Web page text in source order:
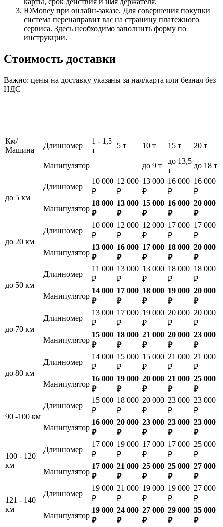
карты, срок действия и имя держателя.
ЮMoney при онлайн-заказе. Для совершения покупки
система перенаправит вас на страницу платежного
сервиса. Здесь необходимо заполнить форму по
инструкции.
Стоимость доставки
Важно: цены на доставку указаны за нал/карта или безнал без
НДС
Км/
Машина
Длинномер
1 - 1,5
т
5 т 10 т 15 т 20 т
Манипулятор до 9 т
до 13,5
т
до 18 т
до 5 км
Длинномер
10 000
₽
12 000
₽
13 000
₽
16 000
₽
16 000
₽
Манипулятор
18 000
₽
13 000
₽
15 000
₽
16 000
₽
20 000
₽
до 20 км
Длинномер
10 000
₽
12 000
₽
12 000
₽
17 000
₽
17 000
₽
Манипулятор
13 000
₽
16 000
₽
17 000
₽
18 000
₽
20 000
₽
до 50 км
Длинномер
11 000
₽
13 000
₽
13 000
₽
18 000
₽
18 000
₽
Манипулятор
14 000
₽
17 000
₽
18 000
₽
19 000
₽
20 000
₽
до 70 км
Длинномер
13 000
₽
17 000
₽
19 000
₽
20 000
₽
20 000
₽
Манипулятор
15 000
₽
18 000
₽
21 000
₽
20 000
₽
23 000
₽
до 80 км
Длинномер
14 000
₽
15 000
₽
15 000
₽
21 000
₽
21 000
₽
Манипулятор
16 000
₽
19 000
₽
20 000
₽
21 000
₽
25 000
₽
90 -100 км
Длинномер
15 000
₽
18 000
₽
20 000
₽
23 000
₽
23 000
₽
Манипулятор
16 000
₽
20 000
₽
23 000
₽
23 000
₽
23 000
₽
100 - 120
км
Длинномер
17 000
₽
19 000
₽
17 000
₽
17 000
₽
25 000
₽
Манипулятор
17 000
₽
21 000
₽
25 000
₽
25 000
₽
27 000
₽
121 - 140
км
Длинномер
19 000
₽
21 000
₽
19 000
₽
19 000
₽
27 000
₽
Манипулятор
19 000
₽
24 000
₽
27 000
₽
29 000
₽
35 000
₽